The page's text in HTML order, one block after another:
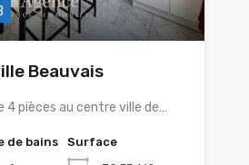
Beauvais
4 pièces au centre ville de…
de bains
Surface